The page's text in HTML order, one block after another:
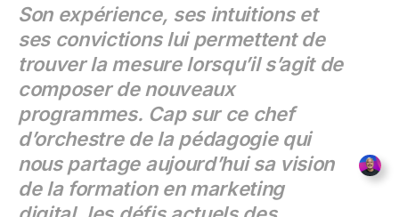
Son expérience, ses intuitions et
ses convictions lui permettent de
trouver la mesure lorsqu’il s’agit de
composer de nouveaux
programmes. Cap sur ce chef
d’orchestre de la pédagogie qui
nous partage aujourd’hui sa vision
de la formation en marketing